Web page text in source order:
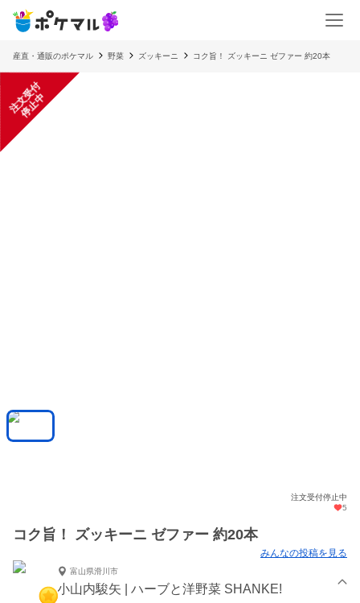
産直・通販のポケマル 野菜 ズッキーニ コク旨！ ズッキーニ ゼファー 約20本
注
文
受
付
停
止
中
注文受付停止中
5
コク旨！ ズッキーニ ゼファー 約20本
みんなの投稿を見る
富山県滑川市
小山内駿矢 | ハーブと洋野菜 SHANKE!